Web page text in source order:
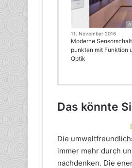
11. November 2016
Moderne
punkten mit Funktion
Optik
Das könnte
Die
immer mehr durch
nachdenken. Die